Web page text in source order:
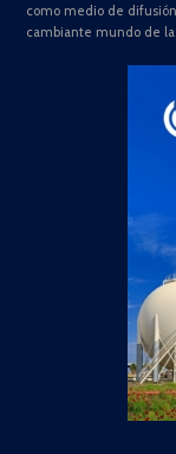
como medio de
cambiante mundo de